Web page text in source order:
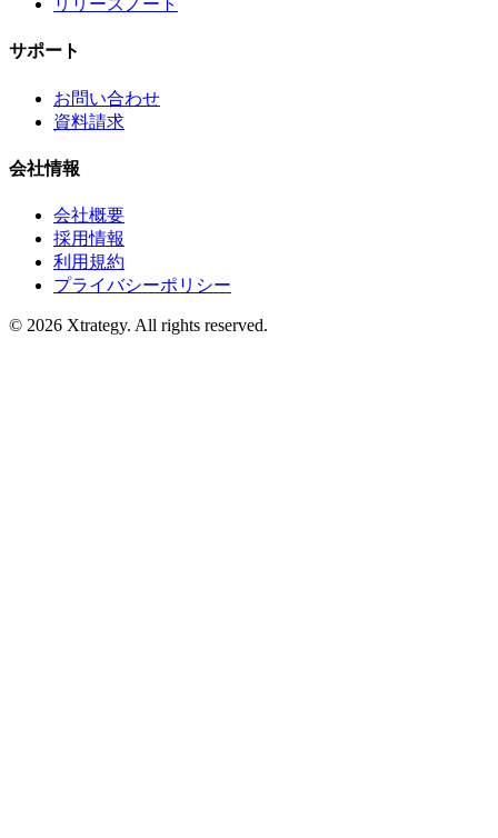
リリースノート
サポート
お問い合わせ
資料請求
会社情報
会社概要
採用情報
利用規約
プライバシーポリシー
© 2026 Xtrategy. All rights reserved.